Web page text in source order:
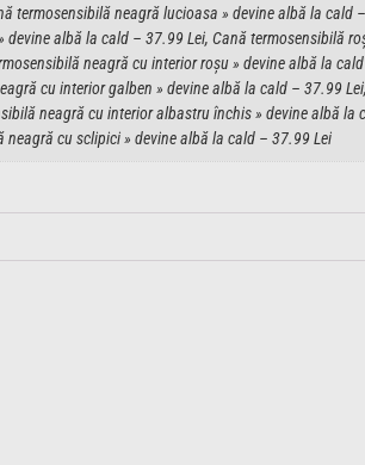
termosensibilă neagră lucioasa » devine albă la cald
albă la cald – 37.99 Lei, Cană termosensibilă
neagră cu interior roșu » devine albă la
cu interior galben » devine albă la cald – 37.99
neagră cu interior albastru închis » devine albă la
cu sclipici » devine albă la cald – 37.99 Lei